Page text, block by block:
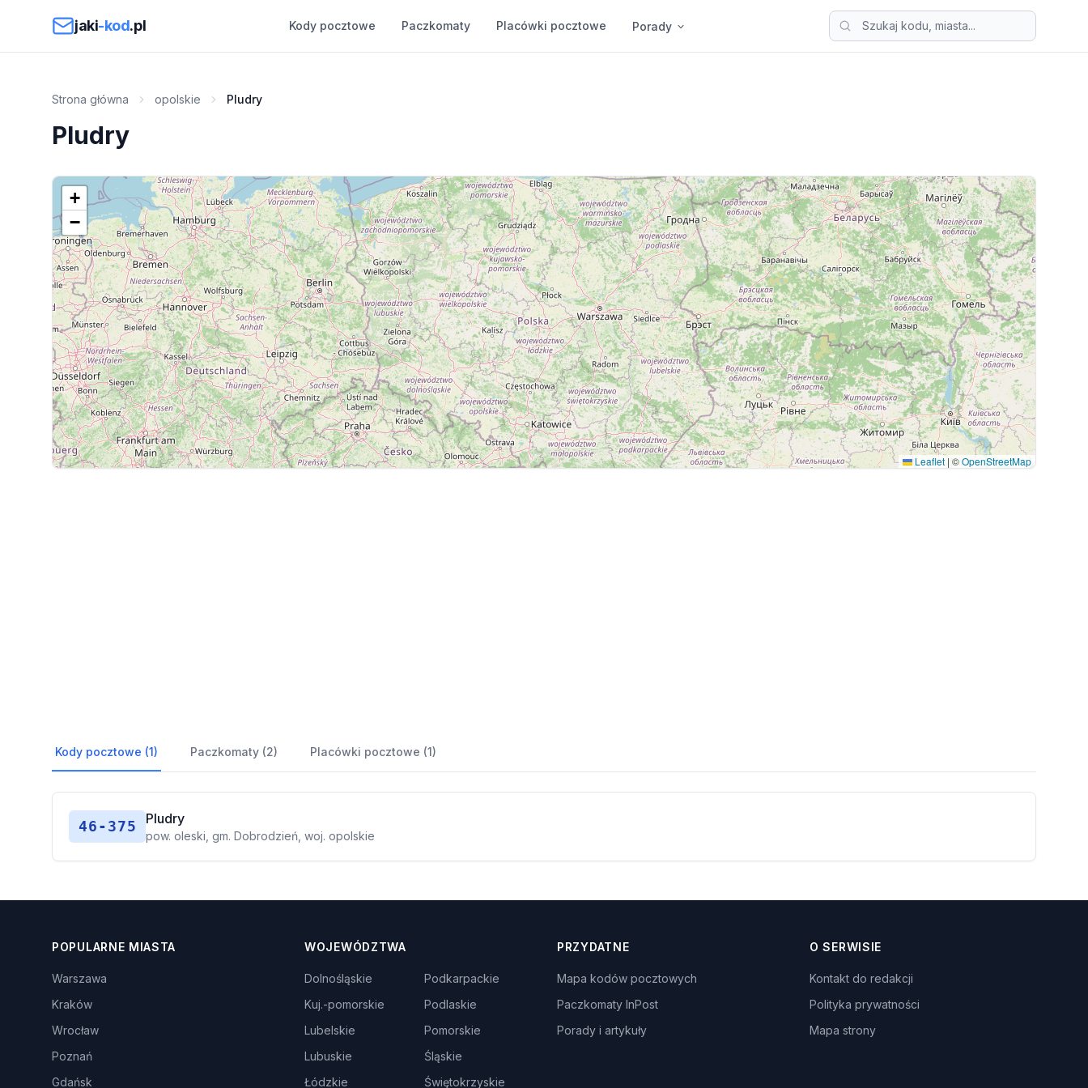
jaki-kod.pl Kody pocztowe Paczkomaty Placówki pocztowe Porady
Strona główna opolskie Pludry
Pludry
+
−
Leaflet | ©OpenStreetMap
Kody pocztowe (1) Paczkomaty (2) Placówki pocztowe (1)
46-375 Pludry
pow. oleski, gm. Dobrodzień, woj. opolskie
POPULARNE MIASTA
Warszawa
Kraków
Wrocław
Poznań
Gdańsk
WOJEWÓDZTWA
Dolnośląskie
Kuj.-pomorskie
Lubelskie
Lubuskie
Łódzkie
Podkarpackie
Podlaskie
Pomorskie
Śląskie
Świętokrzyskie
PRZYDATNE
Mapa kodów pocztowych
Paczkomaty InPost
Porady i artykuły
O SERWISIE
Kontakt do redakcji
Polityka prywatności
Mapa strony